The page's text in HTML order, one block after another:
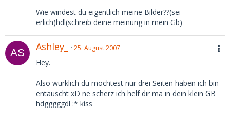
Wie windest du eigentlich meine Bilder??(sei
erlich)hdl(schreib deine meinung in mein Gb)
Ashley_ 25. August 2007
Hey.
Also würklich du möchtest nur drei Seiten haben ich bin
entauscht xD ne scherz ich helf dir ma in dein klein GB
hdgggggdl :* kiss